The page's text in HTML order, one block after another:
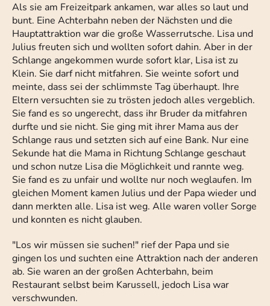
Als sie am Freizeitpark ankamen, war alles so laut und
bunt. Eine Achterbahn neben der Nächsten und die
Hauptattraktion war die große Wasserrutsche. Lisa und
Julius freuten sich und wollten sofort dahin. Aber in der
Schlange angekommen wurde sofort klar, Lisa ist zu
Klein. Sie darf nicht mitfahren. Sie weinte sofort und
meinte, dass sei der schlimmste Tag überhaupt. Ihre
Eltern versuchten sie zu trösten jedoch alles vergeblich.
Sie fand es so ungerecht, dass ihr Bruder da mitfahren
durfte und sie nicht. Sie ging mit ihrer Mama aus der
Schlange raus und setzten sich auf eine Bank. Nur eine
Sekunde hat die Mama in Richtung Schlange geschaut
und schon nutze Lisa die Möglichkeit und rannte weg.
Sie fand es zu unfair und wollte nur noch weglaufen. Im
gleichen Moment kamen Julius und der Papa wieder und
dann merkten alle. Lisa ist weg. Alle waren voller Sorge
und konnten es nicht glauben.
"Los wir müssen sie suchen!" rief der Papa und sie
gingen los und suchten eine Attraktion nach der anderen
ab. Sie waren an der großen Achterbahn, beim
Restaurant selbst beim Karussell, jedoch Lisa war
verschwunden.